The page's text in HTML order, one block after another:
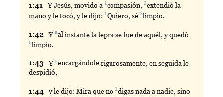
1:41 YJesús, movido a1compasión,2extendió la
mano y le tocó, y le dijo:1Quiero, sé3limpio.
1:42 Y aal instante la lepra se fue de aquél, y quedó
blimpio.
1:43 Y aencargándolerigurosamente, en seguida le
despidió,
1:44 yle dijo: Mira que no1digasnada a nadie, sino